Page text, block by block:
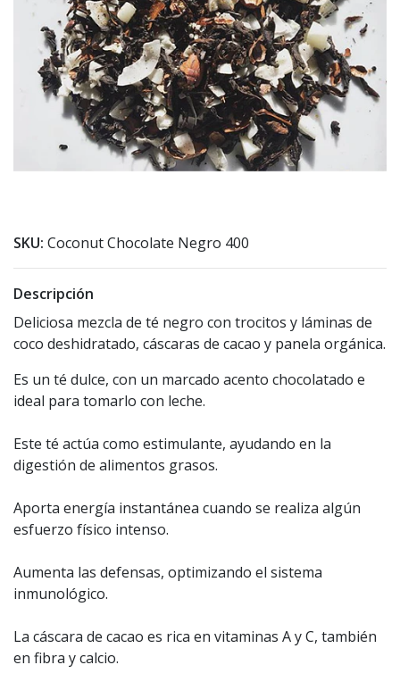
SKU: Coconut Chocolate Negro 400
Descripción
Deliciosa mezcla de té negro con trocitos y láminas de
coco deshidratado, cáscaras de cacao y panela orgánica.
Es un té dulce, con un marcado acento chocolatado e
ideal para tomarlo con leche.
Este té actúa como estimulante, ayudando en la
digestión de alimentos grasos.
Aporta energía instantánea cuando se realiza algún
esfuerzo físico intenso.
Aumenta las defensas, optimizando el sistema
inmunológico.
La cáscara de cacao es rica en vitaminas A y C, también
en fibra y calcio.